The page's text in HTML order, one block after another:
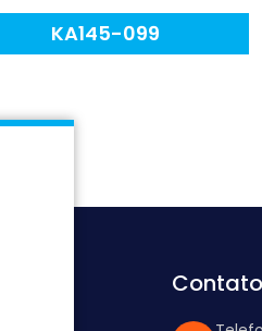
KA145-099
Contato